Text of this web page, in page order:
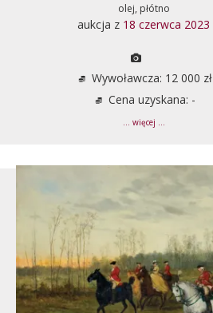
olej, płótno
aukcja z 18 czerwca 2023
Wywoławcza: 12 000 zł
Cena uzyskana: -
... więcej ...